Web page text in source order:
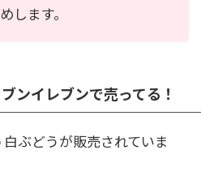
します。
ンイレブンで売ってる！
ぶどうが販売されていま